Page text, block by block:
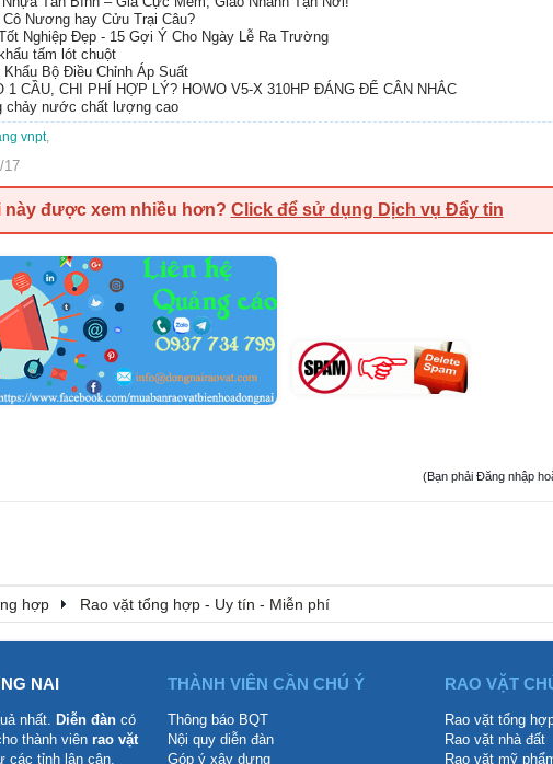
Cô Nương hay Cửu Trại Câu?
Nghiệp Đẹp - 15 Gợi Ý Cho Ngày Lễ Ra Trường
tấm lót chuột
Khẩu Bộ Điều Chỉnh Áp Suất
1 CẦU, CHI PHÍ HỢP LÝ? HOWO V5-X 310HP ĐÁNG ĐỂ CÂN NHẮC
chảy nước chất lượng cao
vnpt,
17
này được xem nhiều hơn? Click để sử dụng Dịch vụ Đẩy tin
(Bạn phải Đăng nhập
hợp Rao vặt tổng hợp - Uy tín - Miễn phí
NAI
nhất. Diễn đàn có
thành viên rao vặt
các tỉnh lân cận.
THÀNH VIÊN CẦN CHÚ Ý
Thông báo BQT
Nội quy diễn đàn
Góp ý xây dựng
RAO VẶT
Rao vặt tổng
Rao vặt nhà đất
Rao vặt mỹ